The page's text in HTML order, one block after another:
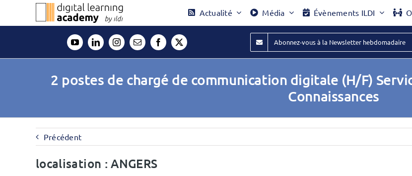
contenu
Actualité Média Évènements ILDI
Abonnez-vous à la Newsletter hebdomadaire
2 postes de chargé de communication digitale (H/F)
Connaissances
Précédent
localisation : ANGERS